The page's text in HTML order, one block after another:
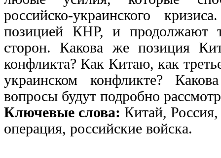
российско-украинского
позицией КНР, и продолжают
сторон. Какова же позиция
конфликта? Как Китаю, как
украинском конфликте?
вопросы будут подробно
Ключевые слова: Китай,
операция, российские войска.